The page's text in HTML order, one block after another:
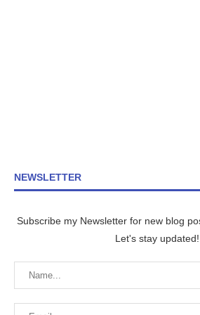
NEWSLETTER
Subscribe my Newsletter for new blog
Let's stay updated!